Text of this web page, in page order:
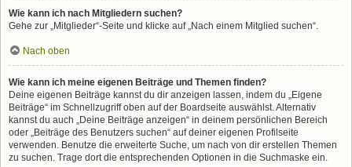
Wie kann ich nach Mitgliedern suchen?
Gehe zur „Mitglieder“-Seite und klicke auf „Nach einem Mitglied suchen“.
Nach oben
Wie kann ich meine eigenen Beiträge und Themen finden?
Deine eigenen Beiträge kannst du dir anzeigen lassen, indem du „Eigene
Beiträge“ im Schnellzugriff oben auf der Boardseite auswählst. Alternativ
kannst du auch „Deine Beiträge anzeigen“ in deinem persönlichen Bereich
oder „Beiträge des Benutzers suchen“ auf deiner eigenen Profilseite
verwenden. Benutze die erweiterte Suche, um nach von dir erstellen Themen
zu suchen. Trage dort die entsprechenden Optionen in die Suchmaske ein.